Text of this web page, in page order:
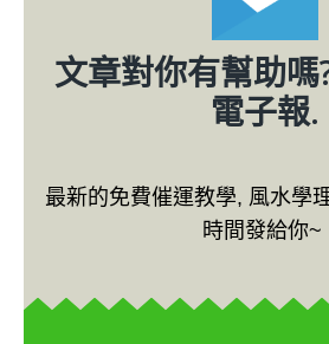
文章對你有幫助嗎
電子報.
最新的免費催運教學, 風水學
時間發給你~